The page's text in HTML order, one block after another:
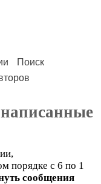
Поиск
порядке с 6 по 1
сообщения